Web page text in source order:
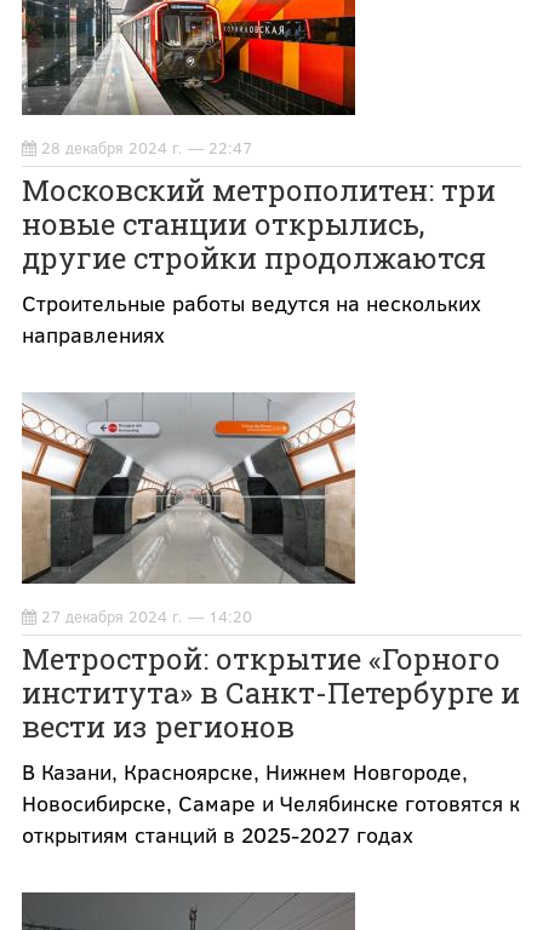
28 декабря 2024 г. — 22:47
Московский метрополитен: три
новые станции открылись,
другие стройки продолжаются
Строительные работы ведутся на нескольких
направлениях
27 декабря 2024 г. — 14:20
Метрострой: открытие «Горного
института» в Санкт-Петербурге и
вести из регионов
В Казани, Красноярске, Нижнем Новгороде,
Новосибирске, Самаре и Челябинске готовятся к
открытиям станций в 2025-2027 годах